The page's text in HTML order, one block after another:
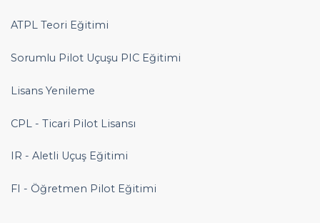
ATPL Teori Eğitimi
Sorumlu Pilot Uçuşu PIC Eğitimi
Lisans Yenileme
CPL - Ticari Pilot Lisansı
IR - Aletli Uçuş Eğitimi
FI - Öğretmen Pilot Eğitimi